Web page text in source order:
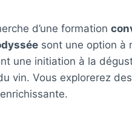
d’une formation
sont une option à
une initiation à la
vin. Vous explorerez